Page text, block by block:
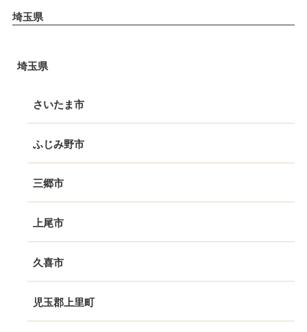
埼玉県
埼玉県
さいたま市
ふじみ野市
三郷市
上尾市
久喜市
児玉郡上里町